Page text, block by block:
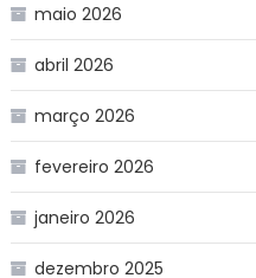
maio 2026
abril 2026
março 2026
fevereiro 2026
janeiro 2026
dezembro 2025